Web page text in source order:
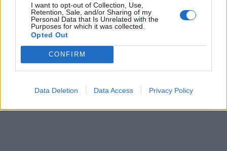
I want to opt-out of Collection, Use,
Retention, Sale, and/or Sharing of my
Personal Data that Is Unrelated with the
Purposes for which it was collected.
Opted Out
CONFIRM
Data Deletion Data Access Privacy Policy